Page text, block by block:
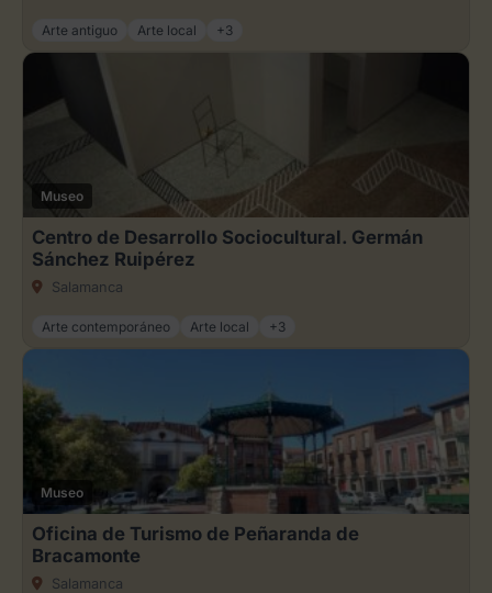
Arte antiguo Arte local +3
Museo
Centro de Desarrollo Sociocultural. Germán
Sánchez Ruipérez
Salamanca
Arte contemporáneo Arte local +3
Museo
Oficina de Turismo de Peñaranda de
Bracamonte
Salamanca